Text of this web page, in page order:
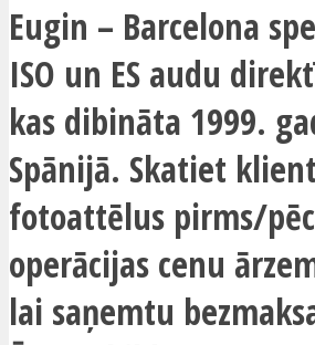
Eugin – Barcelona
ISO un ES audu
kas dibināta 1999.
Spānijā. Skatiet
fotoattēlus pirms/
operācijas cenu
lai saņemtu